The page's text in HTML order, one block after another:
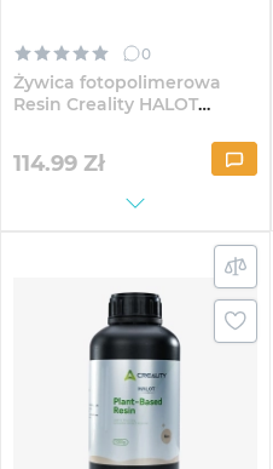
0
Żywica fotopolimerowa
Resin Creality HALOT
114.99 Zł